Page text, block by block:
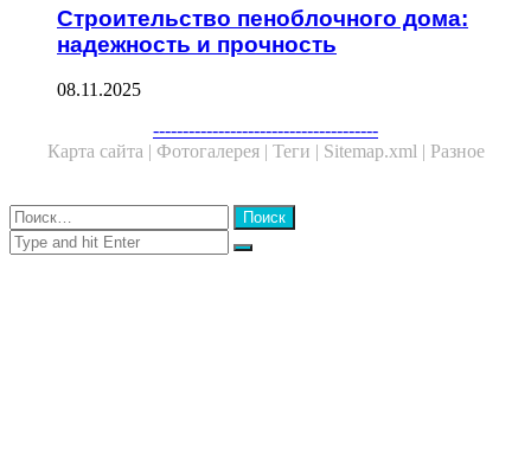
Строительство пеноблочного дома:
надежность и прочность
08.11.2025
--------------------------------------
Карта сайта | Фотогалерея | Теги | Sitemap.xml | Разное
Close
Найти:
Close
Search